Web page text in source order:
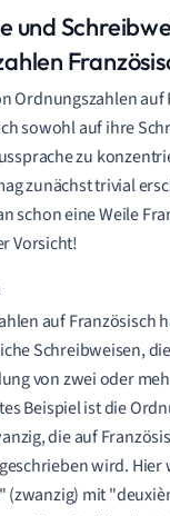
und
Ordnungszahlen auf
sowohl auf ihre
zu
zunächst trivial
schon eine Weile
Vorsicht!
auf Französisch
Schreibweisen,
von zwei oder
Beispiel ist die
die auf
wird. Hier
(zwanzig) mit